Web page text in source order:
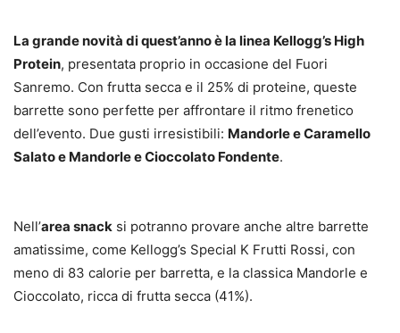
La grande novità di quest’anno è la linea Kellogg’s High
Protein, presentata proprio in occasione del Fuori
Sanremo. Con frutta secca e il 25% di proteine, queste
barrette sono perfette per affrontare il ritmo frenetico
dell’evento. Due gusti irresistibili: Mandorle e Caramello
Salato e Mandorle e Cioccolato Fondente.
Nell’area snack si potranno provare anche altre barrette
amatissime, come Kellogg’s Special K Frutti Rossi, con
meno di 83 calorie per barretta, e la classica Mandorle e
Cioccolato, ricca di frutta secca (41%).